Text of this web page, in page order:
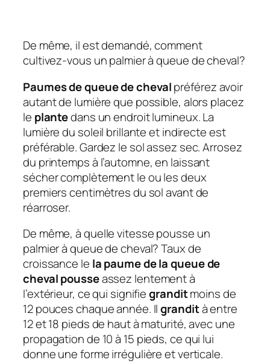
De même, il est demandé, comment
cultivez-vous un palmier à queue de cheval?
Paumes de queue de chevalpréférez avoir
autant de lumière que possible, alors placez
le plantedans un endroit lumineux. La
lumière du soleil brillante et indirecte est
préférable. Gardez le sol assez sec. Arrosez
du printemps à l’automne, en laissant
sécher complètement le ou les deux
premiers centimètres du sol avant de
réarroser.
De même, à quelle vitesse pousse un
palmier à queue de cheval?Taux de
croissance le la paume de la queue de
cheval pousseassez lentement à
l’extérieur, ce qui signifiegranditmoins de
12 pouces chaque année. Ilgrandità entre
12 et 18 pieds de haut à maturité, avec une
propagation de 10 à 15 pieds, ce qui lui
donne une forme irrégulière et verticale.